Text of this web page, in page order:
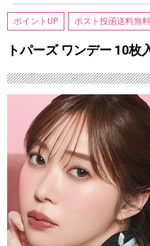
ポイントUP ポスト投函送料無料
トパーズ ワンデー 10枚